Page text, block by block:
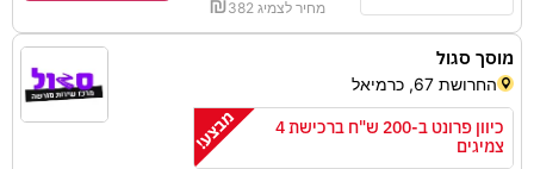
מחיר לצמיג 382
מוסך סגול
החרושת 67, כרמיאל
כיוון פרונט ב-200 ש"ח ברכישת 4
צמיגים